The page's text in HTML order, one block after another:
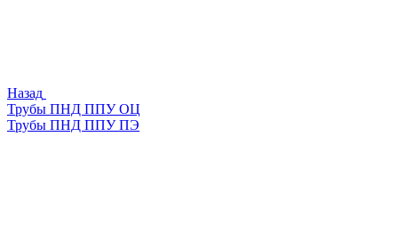
Назад
Трубы ПНД ППУ ОЦ
Трубы ПНД ППУ ПЭ